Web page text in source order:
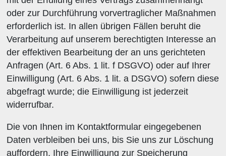
oder zur Durchführung vorvertraglicher Maßnahmen
erforderlich ist. In allen übrigen Fällen beruht die
Verarbeitung auf unserem berechtigten Interesse an
der effektiven Bearbeitung der an uns gerichteten
Anfragen (Art. 6 Abs. 1 lit. f DSGVO) oder auf Ihrer
Einwilligung (Art. 6 Abs. 1 lit. a DSGVO) sofern diese
abgefragt wurde; die Einwilligung ist jederzeit
widerrufbar.
Die von Ihnen im Kontaktformular eingegebenen
Daten verbleiben bei uns, bis Sie uns zur Löschung
auffordern, Ihre Einwilligung zur Speicherung